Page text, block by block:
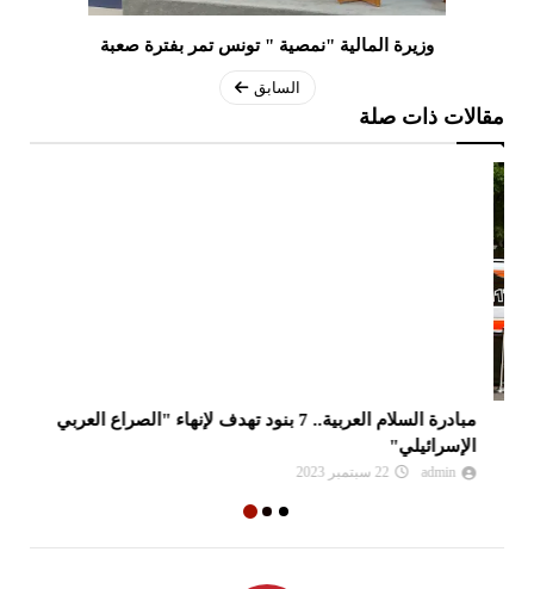
وزيرة المالية "نمصية " تونس تمر بفترة صعبة
السابق
مقالات ذات صلة
مبادرة السلام العربية.. 7 بنود تهدف لإنهاء "الصراع العربي
الإسرائيلي"
admin 22 سبتمبر 2023